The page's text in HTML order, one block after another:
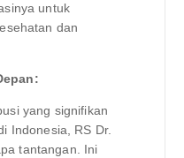
untuk
dan
yang signifikan
Indonesia, RS Dr.
tantangan. Ini